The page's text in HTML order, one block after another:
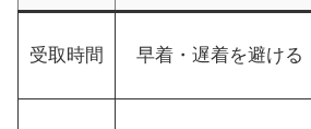
受取時間 早着・遅着を避ける